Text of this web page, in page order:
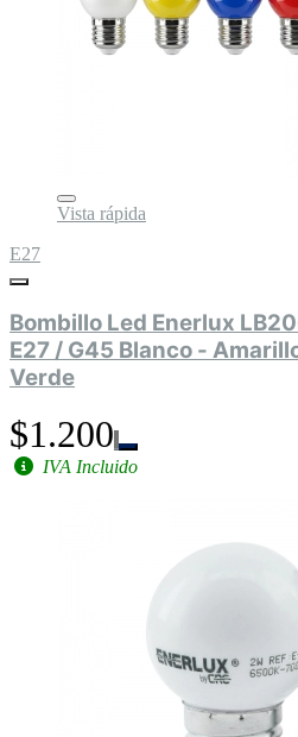
Vista rápida
E27
Bombillo Led Enerlux
E27 / G45 Blanco -
Verde
$1.200
IVA Incluido